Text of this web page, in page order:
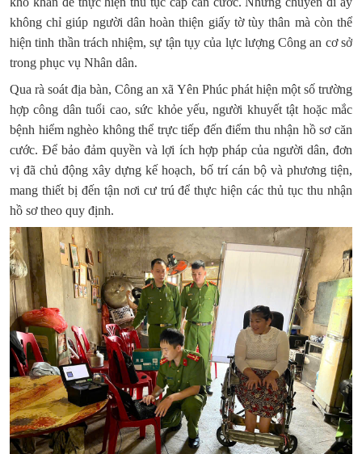
không chỉ giúp người dân hoàn thiện giấy tờ tùy thân mà còn thể
hiện tinh thần trách nhiệm, sự tận tụy của lực lượng Công an cơ sở
trong phục vụ Nhân dân.
Qua rà soát địa bàn, Công an xã Yên Phúc phát hiện một số trường
hợp công dân tuổi cao, sức khỏe yếu, người khuyết tật hoặc mắc
bệnh hiểm nghèo không thể trực tiếp đến điểm thu nhận hồ sơ căn
cước. Để bảo đảm quyền và lợi ích hợp pháp của người dân, đơn
vị đã chủ động xây dựng kế hoạch, bố trí cán bộ và phương tiện,
mang thiết bị đến tận nơi cư trú để thực hiện các thủ tục thu nhận
hồ sơ theo quy định.